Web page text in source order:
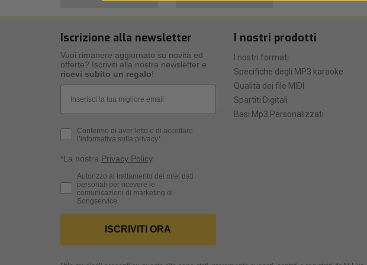
Iscrizione alla newsletter
Vuoi rimanere aggiornato su novità ed
offerte? Iscriviti alla nostra newsletter e
ricevi subito un regalo!
Privacy Policy
Confermo di aver letto e di accettare
l’informativa sulla privacy*.
*La nostra Privacy Policy.
Consenso Marketing
Autorizzo al trattamento dei miei dati
personali per ricevere le
comunicazioni di marketing di
Songservice.
ISCRIVITI ORA
I nostri prodotti
I nostri formati
Specifiche degli MP3 karaoke
Qualità dei file MIDI
Spartiti Digitali
Basi Mp3 Personalizzati